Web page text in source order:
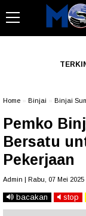
Home Binjai Binjai
Pemko
Bersatu
Pekerjaan
Admin | Rabu, 07 Mei 2025
bacakan stop